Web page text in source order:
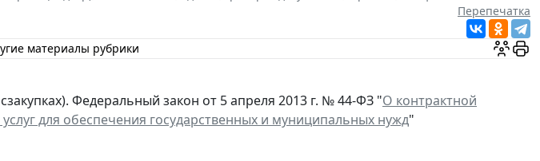
Перепечатка
материалы рубрики
Федеральный закон от 5 апреля 2013 г. № 44-ФЗ "О контрактной
для обеспечения государственных и муниципальных нужд"